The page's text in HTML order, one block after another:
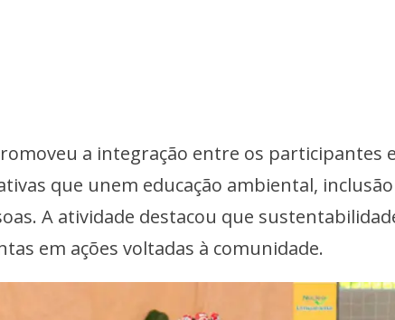
a integração entre os participantes
que unem educação ambiental, inclusão
A atividade destacou que
em ações voltadas à comunidade.